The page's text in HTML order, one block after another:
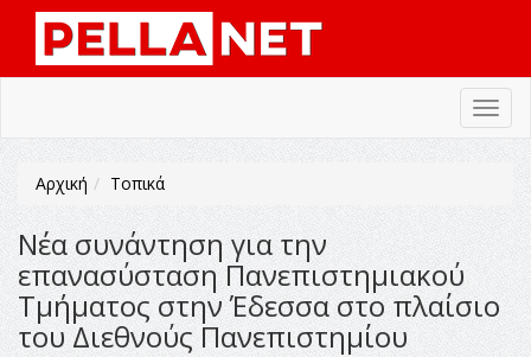
Αρχική Τοπικά
Νέα συνάντηση για την
επανασύσταση Πανεπιστημιακού
Τμήματος στην Έδεσσα στο πλαίσιο
του Διεθνούς Πανεπιστημίου